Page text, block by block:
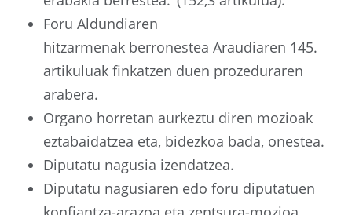
Foru Aldundiaren
hitzarmenak berronestea Araudiaren 145.
artikuluak finkatzen duen prozeduraren
arabera.
Organo horretan aurkeztu diren mozioak
eztabaidatzea eta, bidezkoa bada, onestea.
Diputatu nagusia izendatzea.
Diputatu nagusiaren edo foru diputatuen